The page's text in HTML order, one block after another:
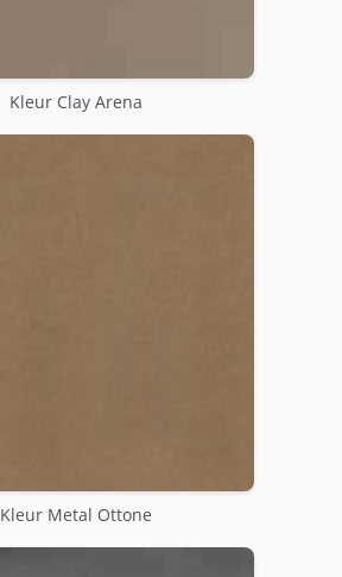
Kleur Clay Arena
Kleur Metal Ottone